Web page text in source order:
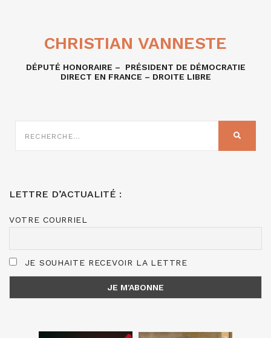
CHRISTIAN VANNESTE
DÉPUTÉ HONORAIRE – PRÉSIDENT DE DÉMOCRATIE
DIRECT EN FRANCE – DROITE LIBRE
SUR
LETTRE D’ACTUALITÉ :
VOTRE COURRIEL
JE SOUHAITE RECEVOIR LA LETTRE